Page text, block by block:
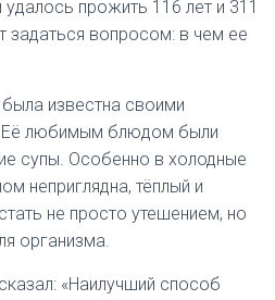
прожить 116 лет и 311
задаться вопросом: в чем ее
известна своими
Её любимым блюдом были
супы. Особенно в холодные
неприглядна, тёплый и
не просто утешением, но
организма.
«Наилучший способ